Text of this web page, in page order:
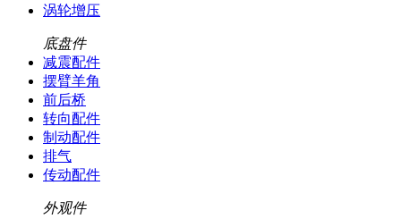
涡轮增压
底盘件
减震配件
摆臂羊角
前后桥
转向配件
制动配件
排气
传动配件
外观件